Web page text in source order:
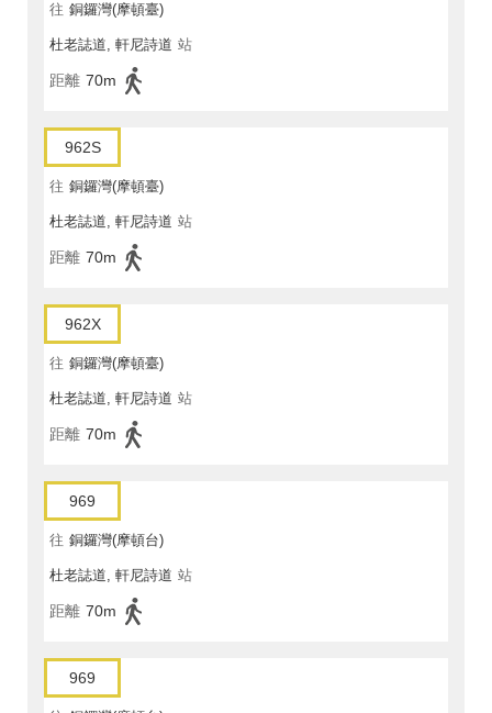
往 銅鑼灣(摩頓臺)
杜老誌道, 軒尼詩道 站
距離 70m
962S
往 銅鑼灣(摩頓臺)
杜老誌道, 軒尼詩道 站
距離 70m
962X
往 銅鑼灣(摩頓臺)
杜老誌道, 軒尼詩道 站
距離 70m
969
往 銅鑼灣(摩頓台)
杜老誌道, 軒尼詩道 站
距離 70m
969